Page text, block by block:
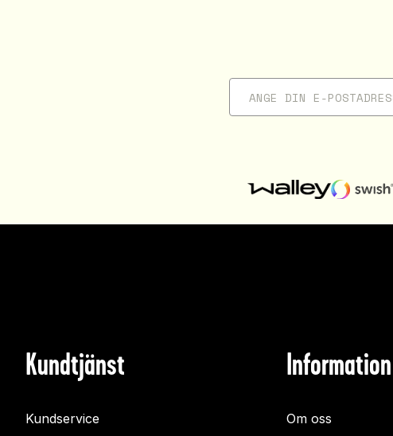
Kundtjänst
Kundservice
Information
Om oss